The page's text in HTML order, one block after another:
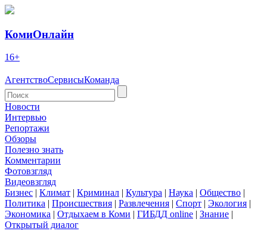
КомиОнлайн
16+
АгентствоСервисыКоманда
Новости
Интервью
Репортажи
Обзоры
Полезно знать
Комментарии
Фотовзгляд
Видеовзгляд
Бизнес | Климат | Криминал | Культура | Наука | Общество |
Политика | Происшествия | Развлечения | Спорт | Экология |
Экономика | Отдыхаем в Коми | ГИБДД online | Знание |
Открытый диалог